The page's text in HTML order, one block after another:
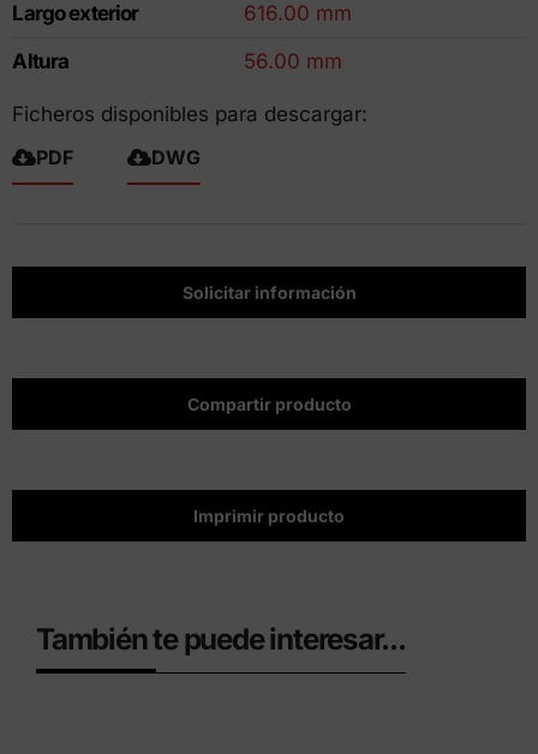
Largo exterior
616.00 mm
Altura
56.00 mm
Ficheros disponibles para descargar:
PDF
DWG
Solicitar información
Compartir producto
Imprimir producto
También te puede interesar...